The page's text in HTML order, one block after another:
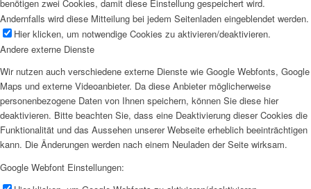
benötigen zwei Cookies, damit diese Einstellung gespeichert wird.
Andernfalls wird diese Mitteilung bei jedem Seitenladen eingeblendet werden.
Hier klicken, um notwendige Cookies zu aktivieren/deaktivieren.
Andere externe Dienste
Wir nutzen auch verschiedene externe Dienste wie Google Webfonts, Google
Maps und externe Videoanbieter. Da diese Anbieter möglicherweise
personenbezogene Daten von Ihnen speichern, können Sie diese hier
deaktivieren. Bitte beachten Sie, dass eine Deaktivierung dieser Cookies die
Funktionalität und das Aussehen unserer Webseite erheblich beeinträchtigen
kann. Die Änderungen werden nach einem Neuladen der Seite wirksam.
Google Webfont Einstellungen: